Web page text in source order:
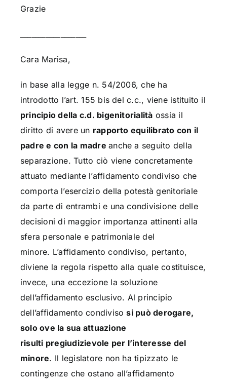
Grazie
Cara Marisa,
in base alla legge n. 54/2006, che ha
introdotto l’art. 155 bis del c.c., viene istituito il
principio della c.d. bigenitorialità ossia il
diritto di avere un rapporto equilibrato con il
padre e con la madreanche a seguito della
separazione. Tutto ciò viene concretamente
attuato mediante l’affidamento condiviso che
comporta l’esercizio della potestà genitoriale
da parte di entrambi e una condivisione delle
decisioni di maggior importanza attinenti alla
sfera personale e patrimoniale del
minore. L’affidamento condiviso, pertanto,
diviene la regola rispetto alla quale costituisce,
invece, una eccezione la soluzione
dell’affidamento esclusivo. Al principio
dell’affidamento condivisosi può derogare,
solo ove la sua attuazione
risulti pregiudizievole per l’interesse del
minore. Il legislatore non ha tipizzato le
contingenze che ostano all’affidamento